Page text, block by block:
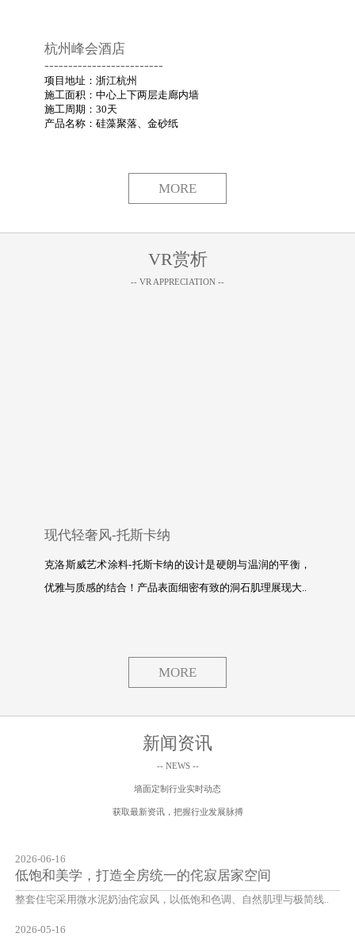
杭州峰会酒店
-------------------------
项目地址：浙江杭州
施工面积：中心上下两层走廊内墙
施工周期：30天
产品名称：硅藻聚落、金砂纸
MORE
VR赏析
-- VR APPRECIATION --
现代轻奢风-托斯卡纳
克洛斯威艺术涂料-托斯卡纳的设计是硬朗与温润的平衡，
优雅与质感的结合！产品表面细密有致的洞石肌理展现大..
MORE
新闻资讯
-- NEWS --
墙面定制行业实时动态
获取最新资讯，把握行业发展脉搏
2026-06-16
低饱和美学，打造全房统一的侘寂居家空间
整套住宅采用微水泥奶油侘寂风，以低饱和色调、自然肌理与极简线..
2026-05-16